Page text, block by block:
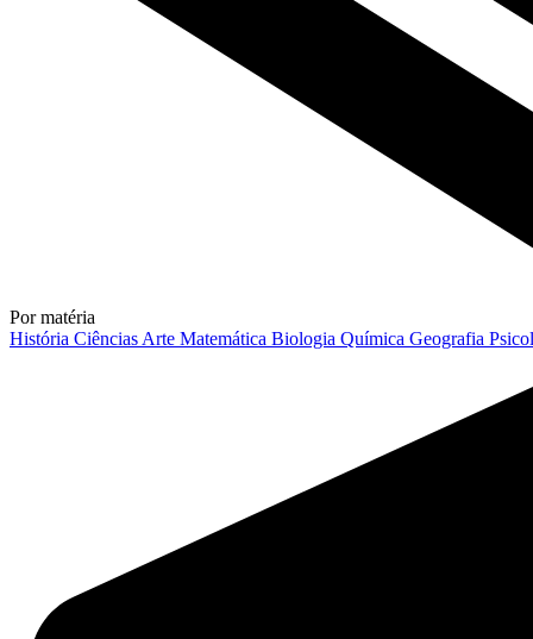
Por matéria
História Ciências Arte Matemática Biologia Química Geografia